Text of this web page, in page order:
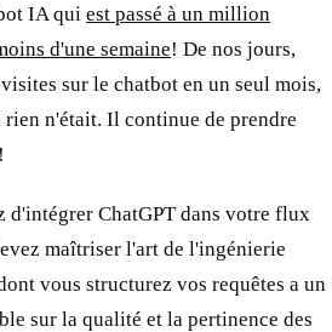
IA qui est passé à un million
d'une semaine! De nos jours,
sur le chatbot en un seul mois,
rien n'était. Il continue de prendre
d'intégrer ChatGPT dans votre flux
maîtriser l'art de l'ingénierie
vous structurez vos requêtes a un
sur la qualité et la pertinence des